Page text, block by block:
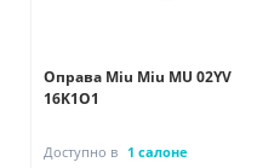
Оправа Miu Miu MU 02YV
16K1O1
Доступно в 1 салоне